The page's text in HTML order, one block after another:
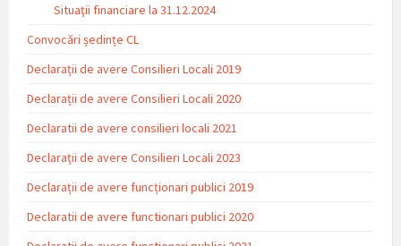
Situaţii financiare la 31.12.2024
Convocări ședințe CL
Declarații de avere Consilieri Locali 2019
Declarații de avere Consilieri Locali 2020
Declaratii de avere consilieri locali 2021
Declarații de avere Consilieri Locali 2023
Declarații de avere funcționari publici 2019
Declaratii de avere functionari publici 2020